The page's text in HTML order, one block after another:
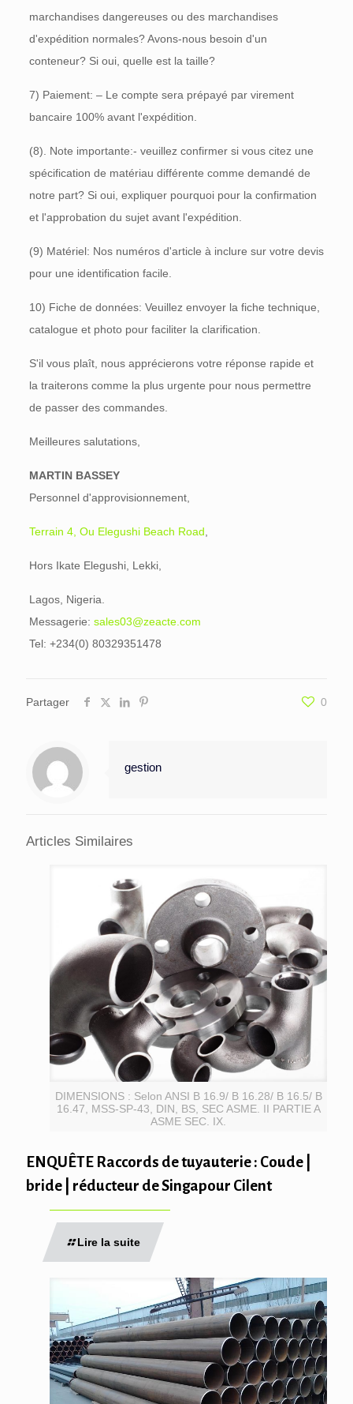
marchandises dangereuses ou des marchandises
d'expédition normales? Avons-nous besoin d'un
conteneur? Si oui, quelle est la taille?
7) Paiement: – Le compte sera prépayé par virement
bancaire 100% avant l'expédition.
(8). Note importante:- veuillez confirmer si vous citez une
spécification de matériau différente comme demandé de
notre part? Si oui, expliquer pourquoi pour la confirmation
et l'approbation du sujet avant l'expédition.
(9) Matériel: Nos numéros d'article à inclure sur votre devis
pour une identification facile.
10) Fiche de données: Veuillez envoyer la fiche technique,
catalogue et photo pour faciliter la clarification.
S'il vous plaît, nous apprécierons votre réponse rapide et
la traiterons comme la plus urgente pour nous permettre
de passer des commandes.
Meilleures salutations,
MARTIN BASSEY
Personnel d'approvisionnement,
Terrain 4, Ou Elegushi Beach Road
Hors Ikate Elegushi, Lekki,
Lagos, Nigeria.
Messagerie: sales03@zeacte.com
Tel: +234(0) 80329351478
Partager 0
gestion
Articles Similaires
DIMENSIONS : Selon ANSI B 16.9/ B 16.28/ B 16.5/ B
16.47, MSS-SP-43, DIN, BS, SEC ASME. II PARTIE A
ASME SEC. IX.
ENQUÊTE Raccords de tuyauterie : Coude |
bride | réducteur de Singapour Cilent
Lire la suite